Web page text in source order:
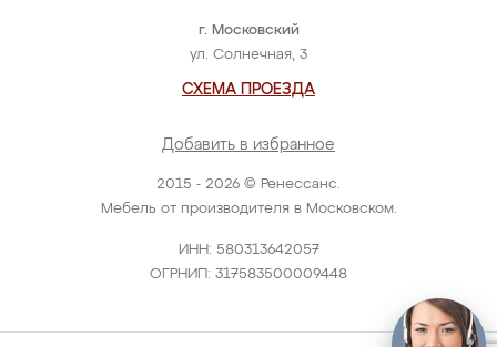
2015 - 2026 © Ренессанс.
Мебель от производителя в Московском.
ИНН: 580313642057
ОГРНИП: 317583500009448
г. Московский
ул. Солнечная, 3
СХЕМА ПРОЕЗДА
Добавить в избранное